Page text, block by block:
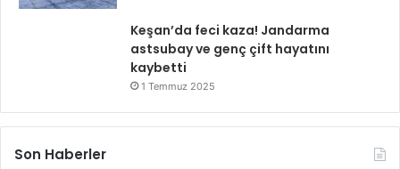
Keşan’da feci kaza! Jandarma
astsubay ve genç çift hayatını
kaybetti
1 Temmuz 2025
Son Haberler